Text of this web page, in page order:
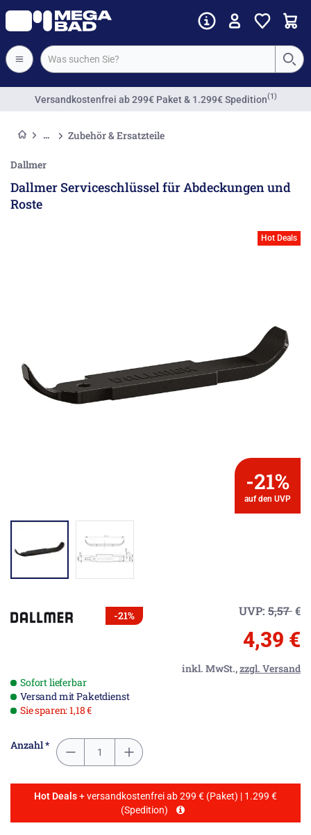
Versandkostenfrei ab 299€ Paket & 1.299€ Spedition(1)
Zubehör & Ersatzteile
Dallmer
Dallmer Serviceschlüssel für Abdeckungen und
Roste
Hot Deals
-21%
auf den UVP
-21% UVP: 5,57€
4,39 €
inkl. MwSt.,zzgl. Versand
Sofort lieferbar
Versand mit Paketdienst
Sie sparen: 1,18 €
Anzahl *
Hot Deals+ versandkostenfrei ab 299 € (Paket) | 1.299 €
(Spedition)